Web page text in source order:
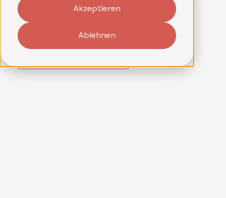
Akzeptieren
Ablehnen
die Grundlage für persönliche Entwicklung und
gemeinsames Wachstum.